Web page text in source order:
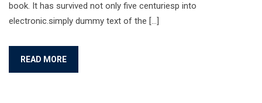
book. It has survived not only five centuriesp into
electronic.simply dummy text of the […]
READ MORE